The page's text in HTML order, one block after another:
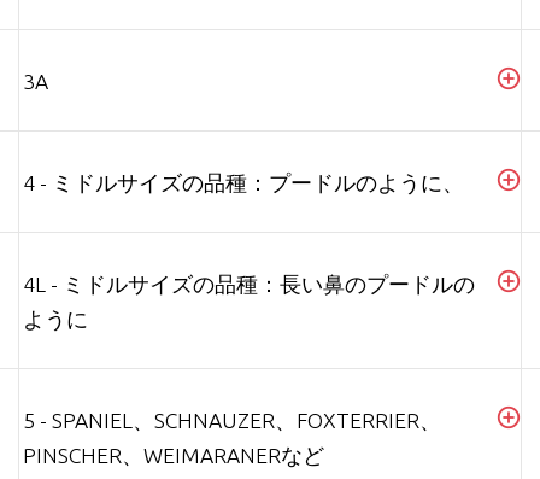
3A
4 - ミドルサイズの品種：プードルのように、
4L - ミドルサイズの品種：長い鼻のプードルの
ように
5 - SPANIEL、SCHNAUZER、FOXTERRIER、
PINSCHER、WEIMARANERなど